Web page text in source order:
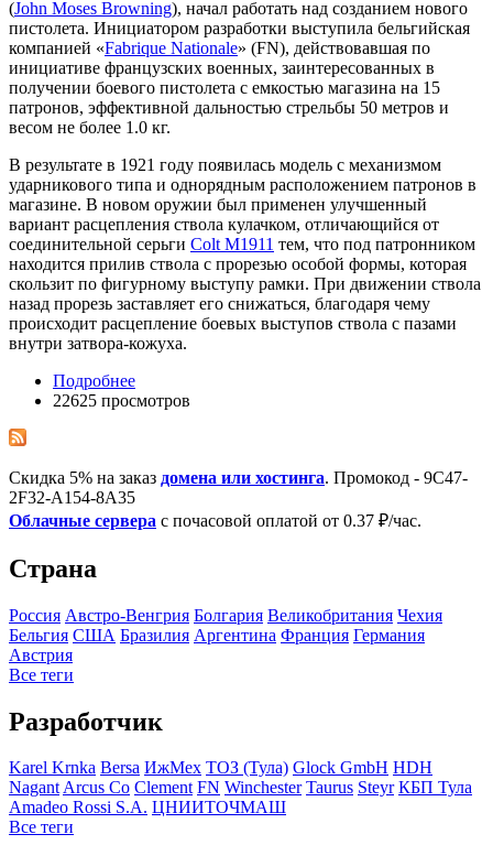
(John Moses Browning), начал работать над созданием нового
пистолета. Инициатором разработки выступила бельгийская
компанией «Fabrique Nationale» (FN), действовавшая по
инициативе французских военных, заинтересованных в
получении боевого пистолета с емкостью магазина на 15
патронов, эффективной дальностью стрельбы 50 метров и
весом не более 1.0 кг.
В результате в 1921 году появилась модель с механизмом
ударникового типа и однорядным расположением патронов в
магазине. В новом оружии был применен улучшенный
вариант расцепления ствола кулачком, отличающийся от
соединительной серьги Colt М1911 тем, что под патронником
находится прилив ствола с прорезью особой формы, которая
скользит по фигурному выступу рамки. При движении ствола
назад прорезь заставляет его снижаться, благодаря чему
происходит расцепление боевых выступов ствола с пазами
внутри затвора-кожуха.
Подробнее
22625 просмотров
Скидка 5% на заказ домена или хостинга. Промокод - 9C47-
2F32-A154-8A35
Облачные сервера с почасовой оплатой от 0.37 ₽/час.
Страна
Росcия Австро-Венгрия Болгария Великобритания Чехия
Бельгия США Бразилия Аргентина Франция Германия
Австрия
Все теги
Разработчик
Karel Krnka Bersa ИжМех ТОЗ (Тула) Glock GmbH HDH
NagantArcus Co Clement FN Winchester Taurus Steyr КБП Тула
Amadeo Rossi S.A. ЦНИИТОЧМАШ
Все теги